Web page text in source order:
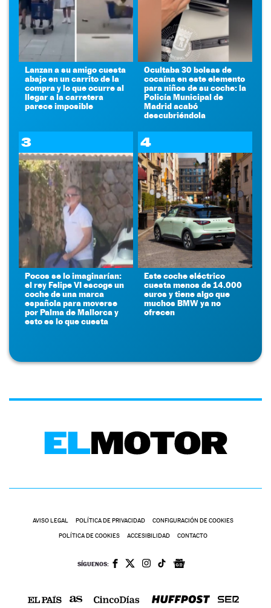
Lanzan a su amigo cuesta
abajo en un carrito de la
compra y lo que ocurre al
llegar a la carretera
parece imposible
Ocultaba 30 bolsas de
cocaína en este elemento
para niños de su coche: la
Policía Municipal de
Madrid acabó
descubriéndola
3
Pocos se lo imaginarían:
el rey Felipe VI escoge un
coche de una marca
española para moverse
por Palma de Mallorca y
esto es lo que cuesta
4
Este coche eléctrico
cuesta menos de 14.000
euros y tiene algo que
muchos BMW ya no
ofrecen
AVISO LEGAL POLÍTICA DE PRIVACIDAD CONFIGURACIÓN DE COOKIES
POLÍTICA DE COOKIES ACCESIBILIDAD CONTACTO
SÍGUENOS: